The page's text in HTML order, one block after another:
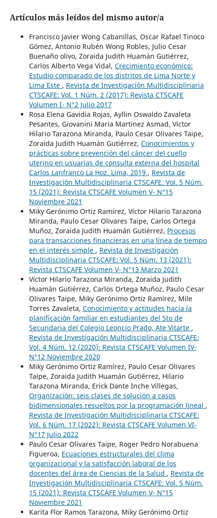
Artículos más leídos del mismo autor/a
Francisco Javier Wong Cabanillas, Oscar Rafael Tinoco
Gómez, Antonio Rubén Wong Robles, Julio Cesar
Buenaño olivo, Zoraida Judith Huamán Gutiérrez,
Carlos Alberto Vega Vidal, Crecimiento económico:
Estudio comparado de los distritos de Lima Norte y
Lima Este , Revista de Investigación Multidisciplinaria
CTSCAFE: Vol. 1 Núm. 2 (2017): Revista CTSCAFE
Volumen I- N°2 Julio 2017
Rosa Elena Gavidia Rojas, Ayllin Oswaldo Zavaleta
Pesantes, Giovanini Maria Martinez Asmad, Víctor
Hilario Tarazona Miranda, Paulo Cesar Olivares Taipe,
Zoraida Judith Huamán Gutiérrez, Conocimientos y
prácticas sobre prevención del cáncer del cuello
uterino en usuarias de consulta externa del hospital
Carlos Lanfranco La Hoz. Lima, 2019 , Revista de
Investigación Multidisciplinaria CTSCAFE: Vol. 5 Núm.
15 (2021): Revista CTSCAFE Volumen V- N°15
Noviembre 2021
Miky Gerónimo Ortiz Ramírez, Víctor Hilario Tarazona
Miranda, Paulo Cesar Olivares Taipe, Carlos Ortega
Muñoz, Zoraida Judith Huamán Gutiérrez, Procesos
para transacciones financieras en una línea de tiempo
en el interés simple , Revista de Investigación
Multidisciplinaria CTSCAFE: Vol. 5 Núm. 13 (2021):
Revista CTSCAFE Volumen V- N°13 Marzo 2021
Víctor Hilario Tarazona Miranda, Zoraida Judith
Huamán Gutiérrez, Carlos Ortega Muñoz, Paulo Cesar
Olivares Taipe, Miky Gerónimo Ortiz Ramírez, Mile
Torres Zavaleta, Conocimiento y actitudes hacia la
planificación familiar en estudiantes del 5to de
Secundaria del Colegio Leoncio Prado, Ate Vitarte ,
Revista de Investigación Multidisciplinaria CTSCAFE:
Vol. 4 Núm. 12 (2020): Revista CTSCAFE Volumen IV-
N°12 Noviembre 2020
Miky Gerónimo Ortiz Ramírez, Paulo Cesar Olivares
Taipe, Zoraida Judith Huamán Gutiérrez, Hilario
Tarazona Miranda, Erick Dante Inche Villegas,
Organización: seis clases de solución a casos
bidimensionales resueltos por la programación lineal ,
Revista de Investigación Multidisciplinaria CTSCAFE:
Vol. 6 Núm. 17 (2022): Revista CTSCAFE Volumen VI-
N°17 Julio 2022
Paulo Cesar Olivares Taipe, Roger Pedro Norabuena
Figueroa, Ecuaciones estructurales del clima
organizacional y la satisfacción laboral de los
docentes del área de Ciencias de la Salud , Revista de
Investigación Multidisciplinaria CTSCAFE: Vol. 5 Núm.
15 (2021): Revista CTSCAFE Volumen V- N°15
Noviembre 2021
Karita Flor Ramos Tarazona, Miky Gerónimo Ortiz